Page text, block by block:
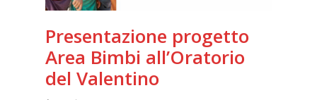
Presentazione progetto
Area Bimbi all’Oratorio
del Valentino